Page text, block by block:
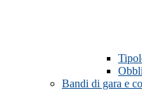
Bandi di gara e